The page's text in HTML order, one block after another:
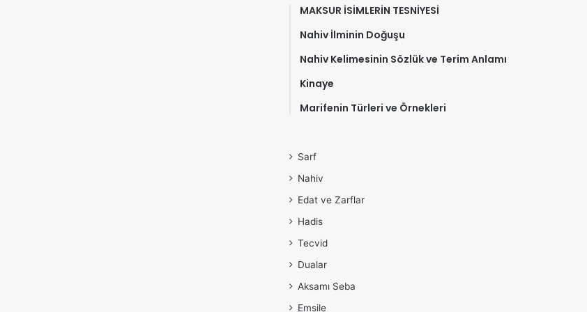
MAKSUR İSİMLERİN TESNİYESİ
Nahiv İlminin Doğuşu
Nahiv Kelimesinin Sözlük ve Terim Anlamı
Kinaye
Marifenin Türleri ve Örnekleri
Sarf
Nahiv
Edat ve Zarflar
Hadis
Tecvid
Dualar
Aksamı Seba
Emsile